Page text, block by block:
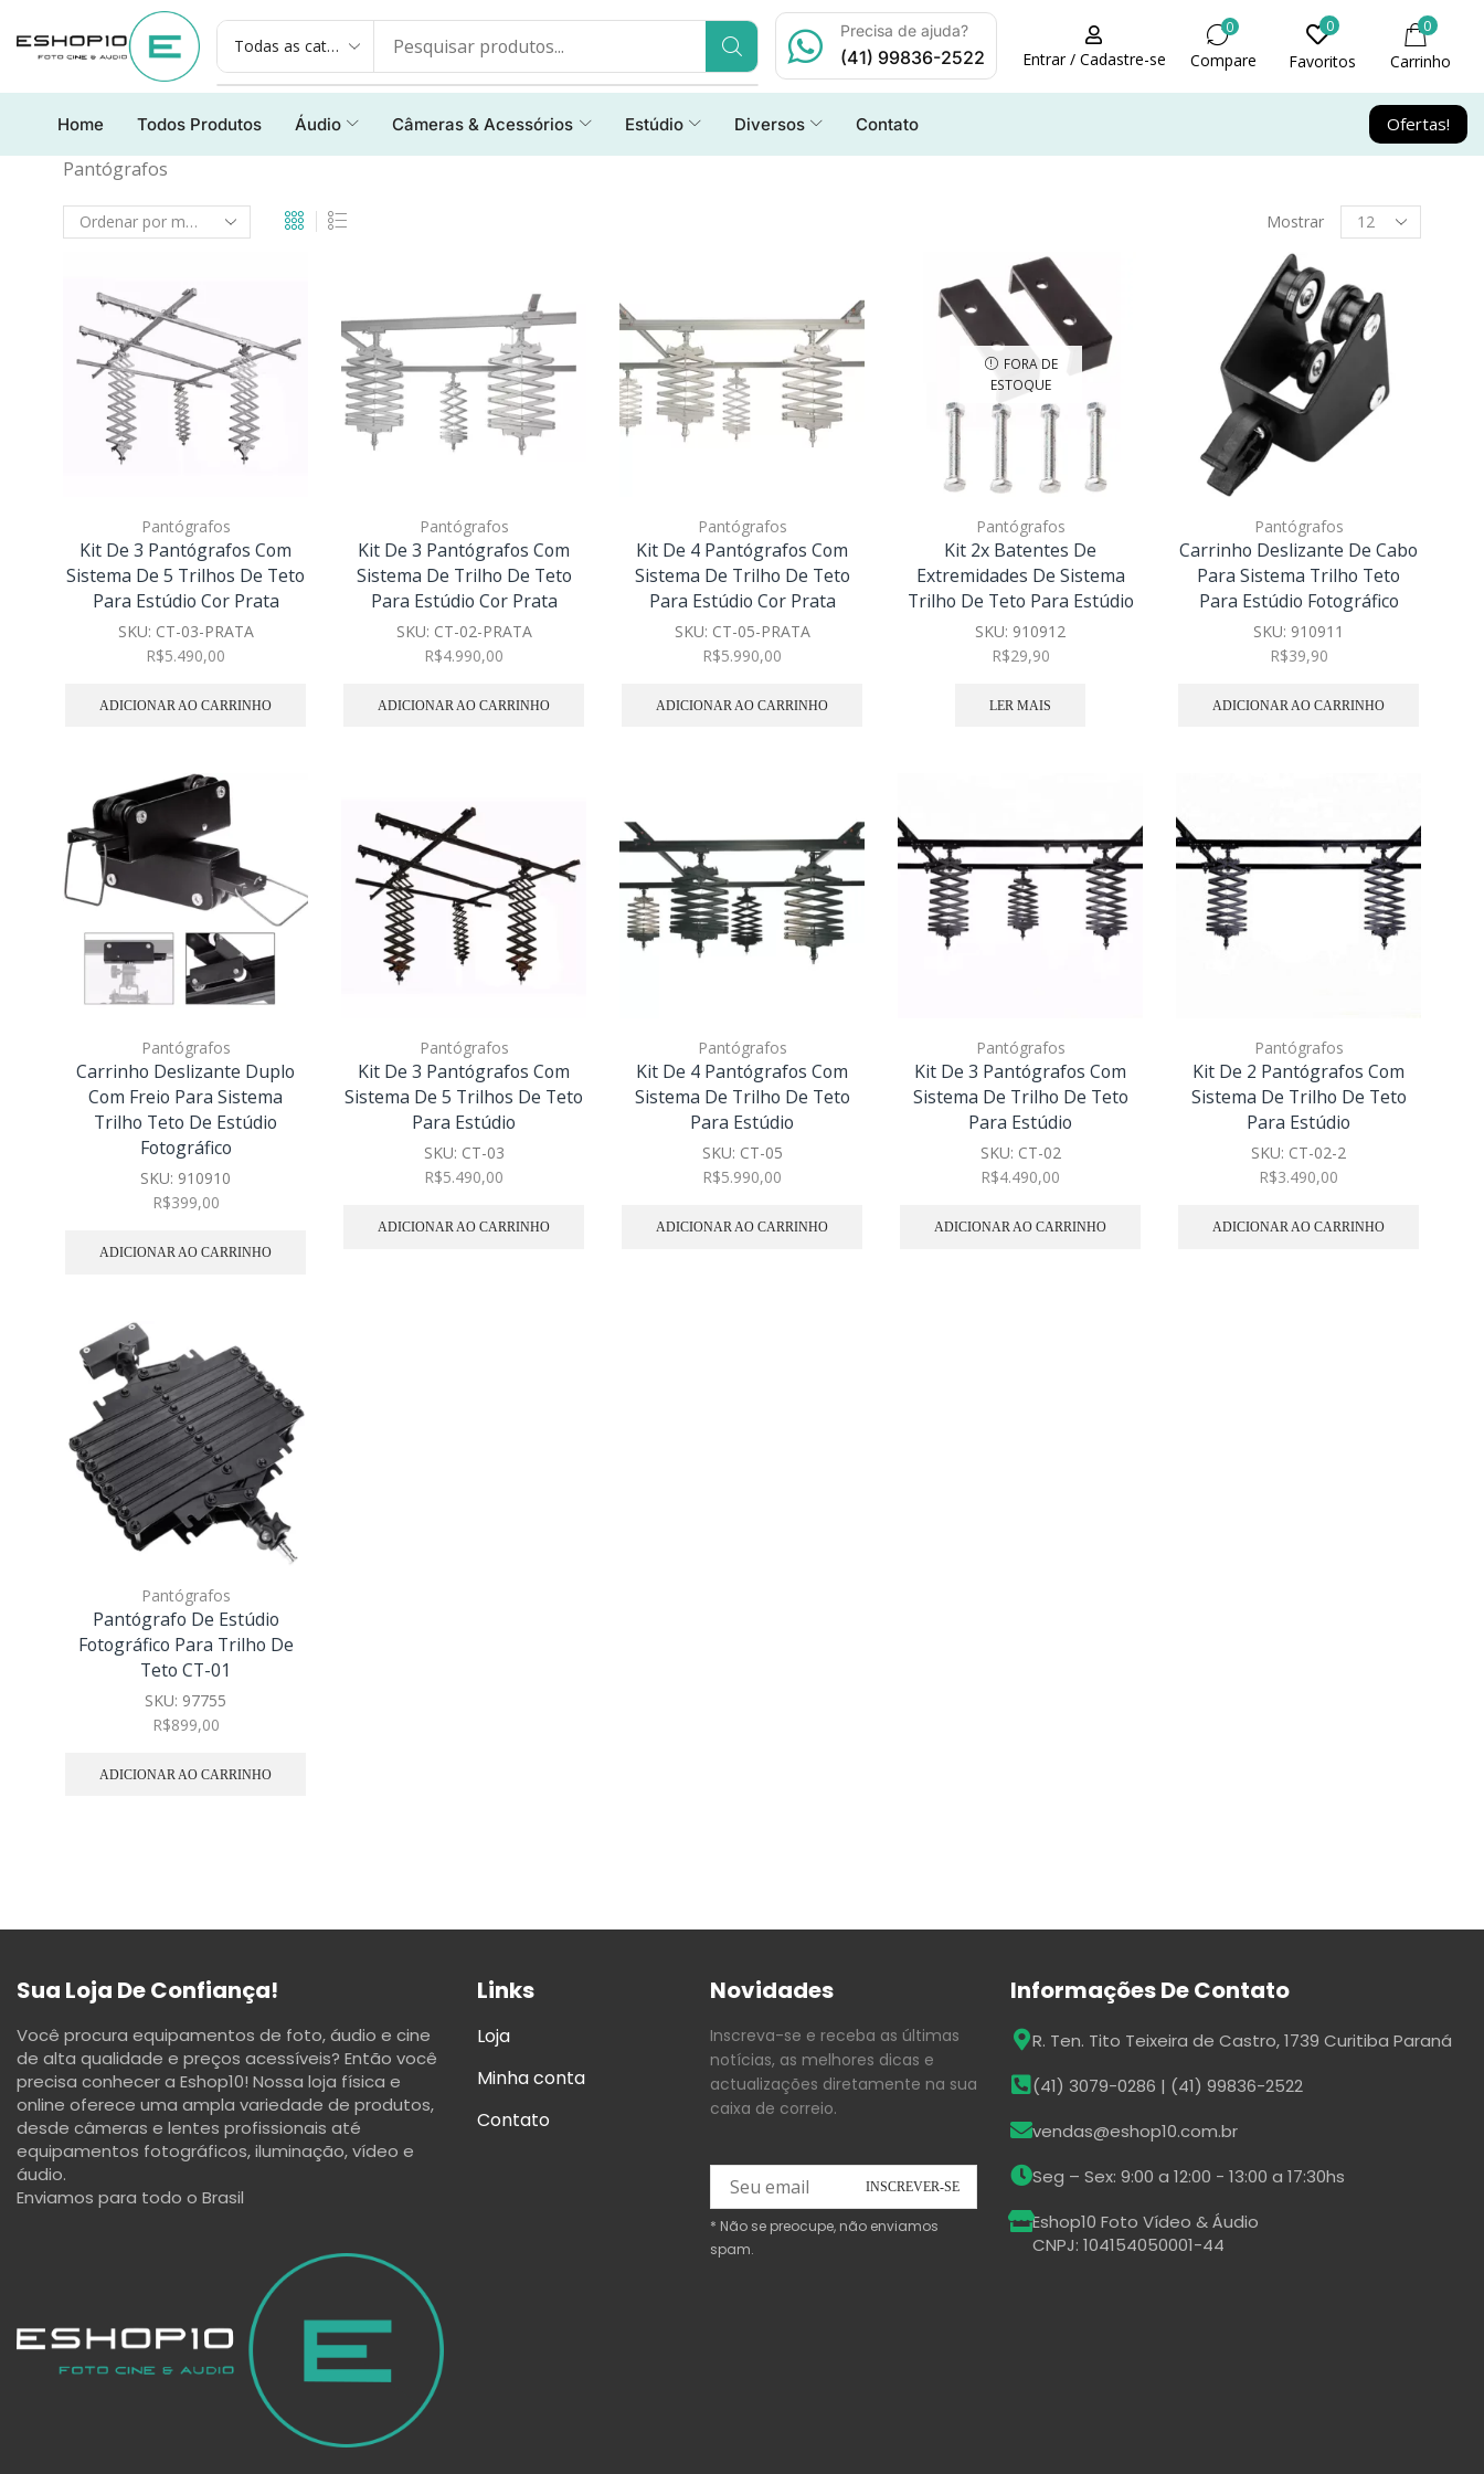
Precisa de ajuda?
(41) 99836-2522 Entrar / Cadastre-se
0
Compare
0
Favoritos
0
Carrinho
Home Todos Produtos Áudio Câmeras & Acessórios Estúdio Diversos Contato Ofertas!
Pantógrafos
Mostrar
Pantógrafos
Kit De 3 Pantógrafos Com
Sistema De 5 Trilhos De Teto
Para Estúdio Cor Prata
SKU: CT-03-PRATA
R$5.490,00
ADICIONAR AO CARRINHO
Pantógrafos
Kit De 3 Pantógrafos Com
Sistema De Trilho De Teto
Para Estúdio Cor Prata
SKU: CT-02-PRATA
R$4.990,00
ADICIONAR AO CARRINHO
Pantógrafos
Kit De 4 Pantógrafos Com
Sistema De Trilho De Teto
Para Estúdio Cor Prata
SKU: CT-05-PRATA
R$5.990,00
ADICIONAR AO CARRINHO
FORA DE
ESTOQUE
Pantógrafos
Kit 2x Batentes De
Extremidades De Sistema
Trilho De Teto Para Estúdio
SKU: 910912
R$29,90
LER MAIS
Pantógrafos
Carrinho Deslizante De Cabo
Para Sistema Trilho Teto
Para Estúdio Fotográfico
SKU: 910911
R$39,90
ADICIONAR AO CARRINHO
Pantógrafos
Carrinho Deslizante Duplo
Com Freio Para Sistema
Trilho Teto De Estúdio
Fotográfico
SKU: 910910
R$399,00
ADICIONAR AO CARRINHO
Pantógrafos
Kit De 3 Pantógrafos Com
Sistema De 5 Trilhos De Teto
Para Estúdio
SKU: CT-03
R$5.490,00
ADICIONAR AO CARRINHO
Pantógrafos
Kit De 4 Pantógrafos Com
Sistema De Trilho De Teto
Para Estúdio
SKU: CT-05
R$5.990,00
ADICIONAR AO CARRINHO
Pantógrafos
Kit De 3 Pantógrafos Com
Sistema De Trilho De Teto
Para Estúdio
SKU: CT-02
R$4.490,00
ADICIONAR AO CARRINHO
Pantógrafos
Kit De 2 Pantógrafos Com
Sistema De Trilho De Teto
Para Estúdio
SKU: CT-02-2
R$3.490,00
ADICIONAR AO CARRINHO
Pantógrafos
Pantógrafo De Estúdio
Fotográfico Para Trilho De
Teto CT-01
SKU: 97755
R$899,00
ADICIONAR AO CARRINHO
Sua Loja De Confiança!
Você procura equipamentos de foto, áudio e cine
de alta qualidade e preços acessíveis? Então você
precisa conhecer a Eshop10! Nossa loja física e
online oferece uma ampla variedade de produtos,
desde câmeras e lentes profissionais até
equipamentos fotográficos, iluminação, vídeo e
áudio.
Enviamos para todo o Brasil
Links
Loja
Minha conta
Contato
Novidades
Inscreva-se e receba as últimas
notícias, as melhores dicas e
actualizações diretamente na sua
caixa de correio.
* Não se preocupe, não enviamos
spam.
Informações De Contato
R. Ten. Tito Teixeira de Castro, 1739 Curitiba Paraná
(41) 3079-0286 | (41) 99836-2522
vendas@eshop10.com.br
Seg – Sex: 9:00 a 12:00 - 13:00 a 17:30hs
Eshop10 Foto Vídeo & Áudio
CNPJ: 104154050001-44